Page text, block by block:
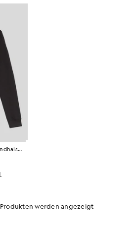
Klassisches Sweatshirt mit Rundhalsausschnitt
Produkten werden angezeigt